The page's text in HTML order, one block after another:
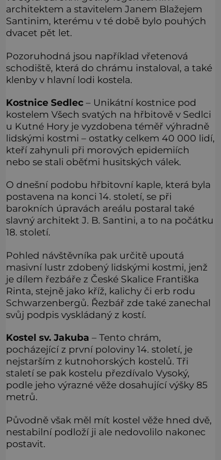
architektem a stavitelem Janem Blažejem
Santinim, kterému v té době bylo pouhých
dvacet pět let.
Pozoruhodná jsou například vřetenová
schodiště, která do chrámu instaloval, a také
klenby v hlavní lodi kostela.
Kostnice Sedlec – Unikátní kostnice pod
kostelem Všech svatých na hřbitově v Sedlci
u Kutné Hory je vyzdobena téměř výhradně
lidskými kostmi – ostatky celkem 40 000 lidí,
kteří zahynuli při morových epidemiích
nebo se stali oběťmi husitských válek.
O dnešní podobu hřbitovní kaple, která byla
postavena na konci 14. století, se při
barokních úpravách areálu postaral také
slavný architekt J. B. Santini, a to na počátku
18. století.
Pohled návštěvníka pak určitě upoutá
masivní lustr zdobený lidskými kostmi, jenž
je dílem řezbáře z České Skalice Františka
Rinta, stejně jako kříž, kalichy či erb rodu
Schwarzenbergů. Řezbář zde také zanechal
svůj podpis vyskládaný z kostí.
Kostel sv. Jakuba – Tento chrám,
pocházející z první poloviny 14. století, je
nejstarším z kutnohorských kostelů. Tři
staletí se pak kostelu přezdívalo Vysoký,
podle jeho výrazné věže dosahující výšky 85
metrů.
Původně však měl mít kostel věže hned dvě,
nestabilní podloží ji ale nedovolilo nakonec
postavit.